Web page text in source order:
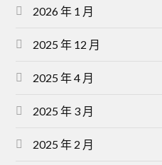
2026 年 1 月
2025 年 12 月
2025 年 4 月
2025 年 3 月
2025 年 2 月